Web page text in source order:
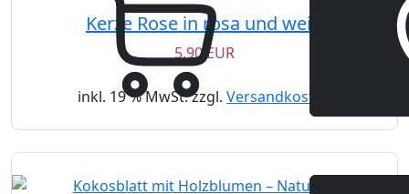
Kerze Rose in rosa und weiß
5,90 EUR
inkl. 19 % MwSt. zzgl. Versandkosten